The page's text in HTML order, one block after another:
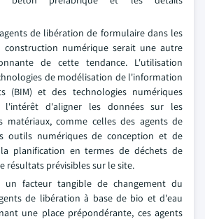
de libération de formulaire dans les
numérique serait une autre
de cette tendance. L'utilisation
de modélisation de l'information
(BIM) et des technologies numériques
l'intérêt d'aligner les données sur les
matériaux, comme celles des agents de
outils numériques de conception et de
planification en termes de déchets de
résultats prévisibles sur le site.
un facteur tangible de changement du
de libération à base de bio et d'eau
une place prépondérante, ces agents